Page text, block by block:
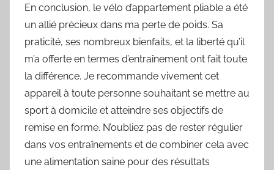
En conclusion, le vélo d’appartement pliable a été
un allié précieux dans ma perte de poids. Sa
praticité, ses nombreux bienfaits, et la liberté qu’il
m’a offerte en termes d’entraînement ont fait toute
la différence. Je recommande vivement cet
appareil à toute personne souhaitant se mettre au
sport à domicile et atteindre ses objectifs de
remise en forme. N’oubliez pas de rester régulier
dans vos entraînements et de combiner cela avec
une alimentation saine pour des résultats